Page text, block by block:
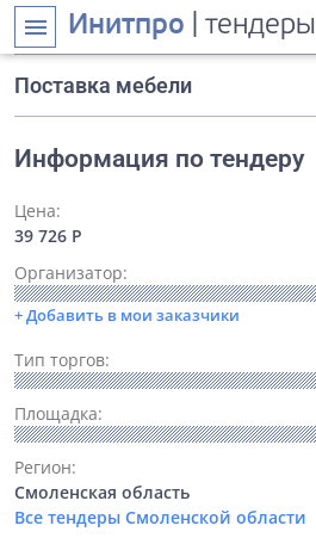
menu Инитпро | тендеры
Поставка мебели
Информация по тендеру
Цена:
39 726 Р
Организатор:
+ Добавить в мои заказчики
Тип торгов:
Площадка:
Регион:
Смоленская область
Все тендеры Смоленской области